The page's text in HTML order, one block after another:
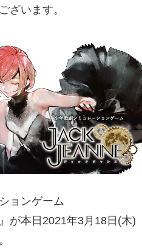
ざいます。
ョンゲーム
が本日2021年3月18日(木)